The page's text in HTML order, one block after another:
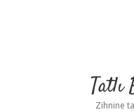
Tatlı
Zihnine